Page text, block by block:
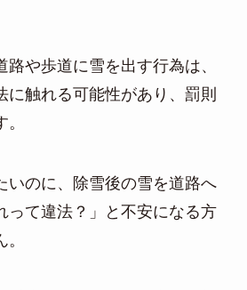
や歩道に雪を出す行為は、
に触れる可能性があり、罰則
いのに、除雪後の雪を道路へ
って違法？」と不安になる方